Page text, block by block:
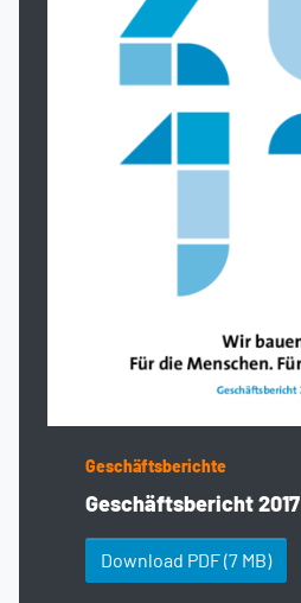
Geschäftsberichte
Geschäftsbericht 2017
Download PDF(7 MB)